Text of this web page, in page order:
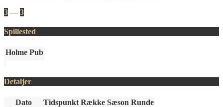
3 — 3
Spillested
Holme Pub
Detaljer
Dato Tidspunkt Række Sæson Runde